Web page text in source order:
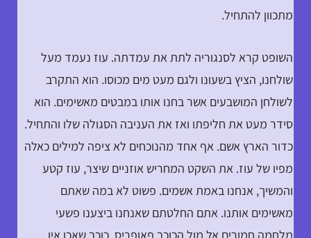
מתכוון להתחיל.
השופט קרא לסנגוריה לתת את עמדתה. עוז נעמד מעל
שולחנו, הציץ בשעונו ולגם מעט מים מכוסו. הוא התקרב
לשולחן המושבעים אשר בחנו אותו במבטים מאשימים. הוא
סידר מעט את חליפתו ואז את העניבה הסגולה שלו והתחיל.
כדור הארץ אשם. אף אחד מהנוכחים לא ציפה למילים כאלה
מפיו של עוז. את השקט המחריש אוזניים שיצר, עוז קטע
והמשיך, אנחנו באמת אשמים. פשוט לא במה שאתם
מאשימים אותנו. אתם החלטתם שאנחנו ביצענו פשעי